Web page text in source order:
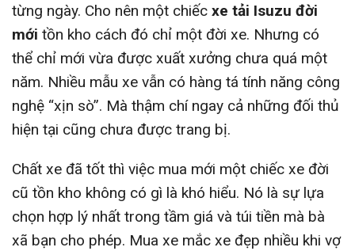
từng ngày. Cho nên một chiếc xe tải Isuzu đời
mới tồn kho cách đó chỉ một đời xe. Nhưng có
thể chỉ mới vừa được xuất xưởng chưa quá một
năm. Nhiều mẫu xe vẫn có hàng tá tính năng công
nghệ “xịn sò”. Mà thậm chí ngay cả những đối thủ
hiện tại cũng chưa được trang bị.
Chất xe đã tốt thì việc mua mới một chiếc xe đời
cũ tồn kho không có gì là khó hiểu. Nó là sự lựa
chọn hợp lý nhất trong tầm giá và túi tiền mà bà
xã bạn cho phép. Mua xe mắc xe đẹp nhiều khi vợ